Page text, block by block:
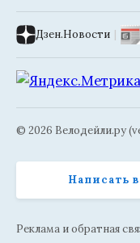
Дзен.Новости |
© 2026 Велодейли.ру
Написать
Реклама и обратная